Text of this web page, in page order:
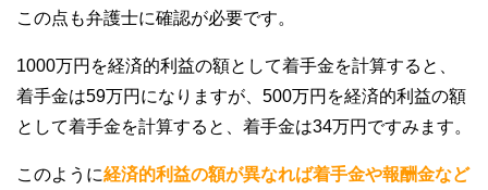
この点も弁護士に確認が必要です。
1000万円を経済的利益の額として着手金を計算すると、
着手金は59万円になりますが、500万円を経済的利益の額
として着手金を計算すると、着手金は34万円ですみます。
このように経済的利益の額が異なれば着手金や報酬金など